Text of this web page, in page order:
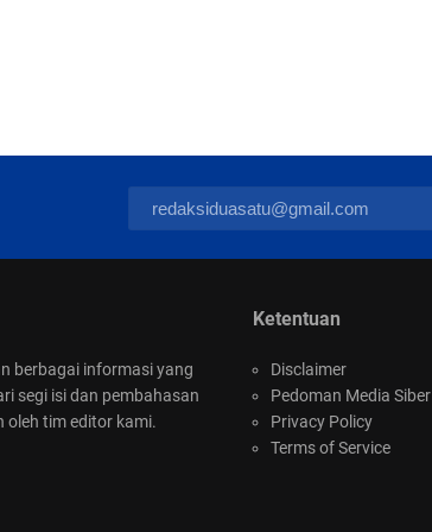
berbagai informasi yang
segi isi dan pembahasan
oleh tim editor kami.
Ketentuan
Disclaimer
Pedoman Media Siber
Privacy Policy
Terms of Service